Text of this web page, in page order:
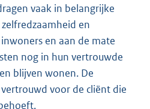
vaak in belangrijke
en
en aan de mate
nog in hun vertrouwde
blijven wonen. De
voor de cliënt die